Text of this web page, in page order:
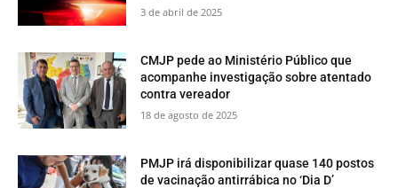
3 de abril de 2025
CMJP pede ao Ministério Público que
acompanhe investigação sobre atentado
contra vereador
18 de agosto de 2025
PMJP irá disponibilizar quase 140 postos
de vacinação antirrábica no ‘Dia D’